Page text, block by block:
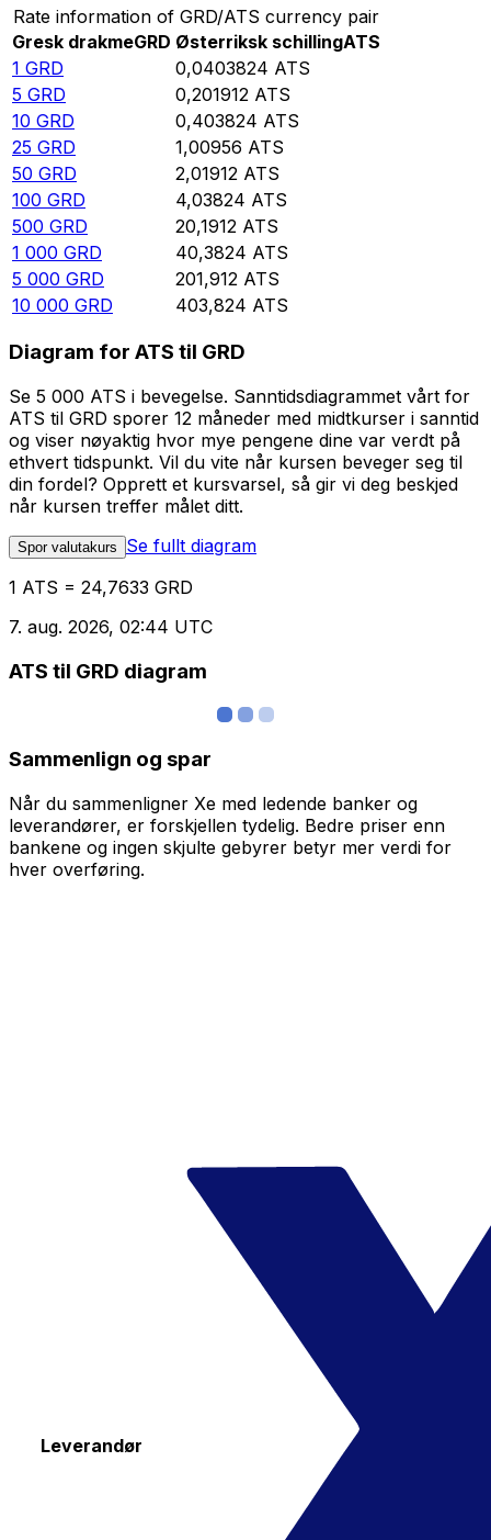
Rate information of GRD/ATS currency pair
Gresk drakmeGRD Østerriksk schillingATS
1 GRD 0,0403824 ATS
5 GRD 0,201912 ATS
10 GRD 0,403824 ATS
25 GRD 1,00956 ATS
50 GRD 2,01912 ATS
100 GRD 4,03824 ATS
500 GRD 20,1912 ATS
1 000 GRD 40,3824 ATS
5 000 GRD 201,912 ATS
10 000 GRD 403,824 ATS
Diagram for ATS til GRD
Se 5 000 ATS i bevegelse. Sanntidsdiagrammet vårt for
ATS til GRD sporer 12 måneder med midtkurser i sanntid
og viser nøyaktig hvor mye pengene dine var verdt på
ethvert tidspunkt. Vil du vite når kursen beveger seg til
din fordel? Opprett et kursvarsel, så gir vi deg beskjed
når kursen treffer målet ditt.
Spor valutakurs
Se fullt diagram
1 ATS = 24,7633 GRD
7. aug. 2026, 02:44 UTC
ATS til GRD diagram
Sammenlign og spar
Når du sammenligner Xe med ledende banker og
leverandører, er forskjellen tydelig. Bedre priser enn
bankene og ingen skjulte gebyrer betyr mer verdi for
hver overføring.
Leverandør